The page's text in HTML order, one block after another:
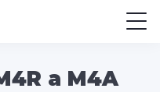
a M4A